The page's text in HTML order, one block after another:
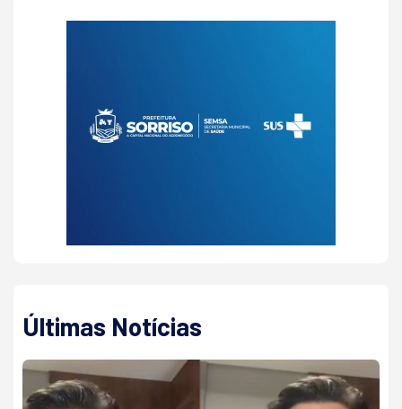
Últimas Notícias